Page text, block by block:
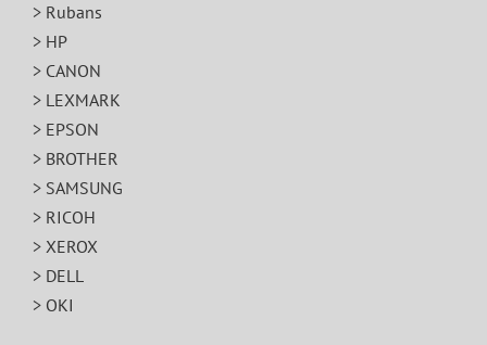
> Rubans
> HP
> CANON
> LEXMARK
> EPSON
> BROTHER
> SAMSUNG
> RICOH
> XEROX
> DELL
> OKI